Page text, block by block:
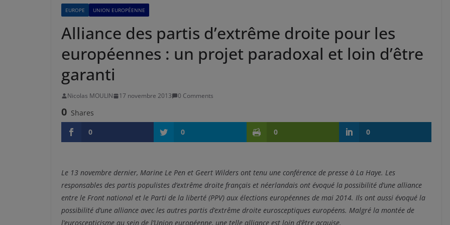
EUROPE UNION EUROPÉENNE
Alliance des partis d’extrême droite pour les
européennes : un projet paradoxal et loin d’être
garanti
Nicolas MOULIN 17 novembre 2013 0 Comments
0 Shares
0
0 0 0
Le 13 novembre dernier, Marine Le Pen et Geert Wilders ont tenu une conférence de presse à La Haye. Les
responsables des partis populistes d’extrême droite français et néerlandais ont évoqué la possibilité d’une alliance
entre le Front national et le Parti de la liberté (PPV) aux élections européennes de mai 2014. Ils ont aussi évoqué la
possibilité d’une alliance avec les autres partis d’extrême droite eurosceptiques européens. Malgré la montée de
l’euroscepticisme au sein de l’Union européenne, une telle alliance est loin d’être acquise.